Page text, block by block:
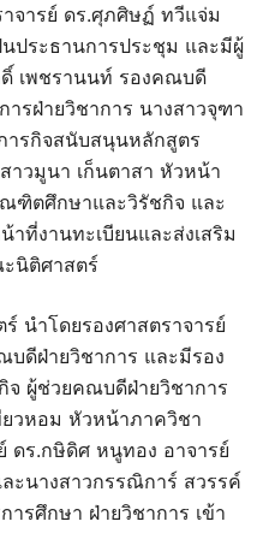
จารย์ ดร.ศุภศิษฏ์ ทวีแจ่ม
ระธานการประชุม และมีผู้
เพชรานนท์ รองคณบดี
รฝ่ายวิชาการ นางสาวจุฑา
รกิจสนับสนุนหลักสูตร
วมูนา เก็นตาสา หัวหน้า
ฑิตศึกษาและวิรัชกิจ และ
าที่งานทะเบียนและส่งเสริม
นิติศาสตร์
นำโดยรองศาสตราจารย์
บดีฝ่ายวิชาการ และมีรอง
จ ผู้ช่วยคณบดีฝ่ายวิชาการ
ยวหอม หัวหน้าภาควิชา
ดร.กษิดิศ หนูทอง อาจารย์
ะนางสาวกรรณิการ์ สวรรค์
รศึกษา ฝ่ายวิชาการ เข้า